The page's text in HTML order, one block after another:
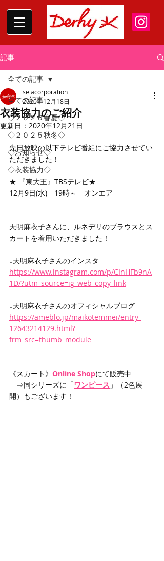
記事
全ての記事
◇２０２６春夏◇
◇２０２５秋冬◇
◇お知らせ◇
◇衣装協力◇
全ての記事
衣装協力のご紹介
seiacorporation
2020年12月18日
更新日： 2020年12月21日
先日放映の以下テレビ番組にご協力させてい
ただきました！
★ 『東大王』TBSテレビ★
12月9日(水)　19時～　オンエア
天明麻衣子さんに、ルネデリのブラウスとス
カートを着用いただきました！
↓天明麻衣子さんのインスタ
https://www.instagram.com/p/CInHFb9nA
1D/?utm_source=ig_web_copy_link
↓天明麻衣子さんのオフィシャルブログ
https://ameblo.jp/maikotemmei/entry-
12643214129.html?
frm_src=thumb_module
《スカート》 Online Shopにて販売中
⇒同シリーズに「ワンピース 」（2色展
開）もございます！